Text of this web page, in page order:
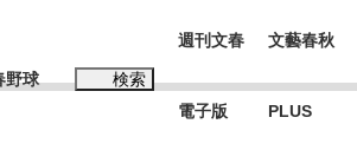
野球 検索
週刊文春
電子版
文藝春秋
PLUS